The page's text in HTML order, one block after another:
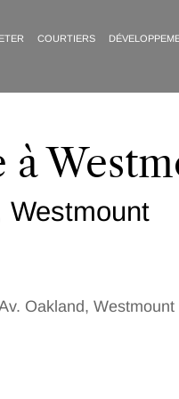
COURTIERS
à
Westmount